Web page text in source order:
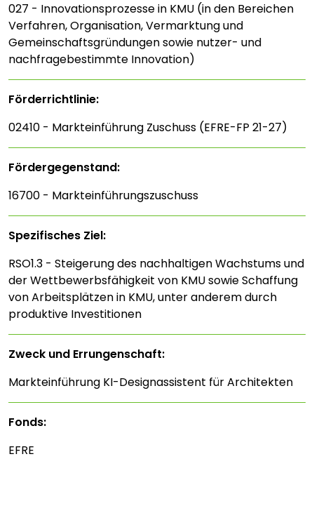
027 - Innovationsprozesse in KMU (in den Bereichen
Verfahren, Organisation, Vermarktung und
Gemeinschaftsgründungen sowie nutzer- und
nachfragebestimmte Innovation)
Förderrichtlinie:
02410 - Markteinführung Zuschuss (EFRE-FP 21-27)
Fördergegenstand:
16700 - Markteinführungszuschuss
Spezifisches Ziel:
RSO1.3 - Steigerung des nachhaltigen Wachstums und
der Wettbewerbsfähigkeit von KMU sowie Schaffung
von Arbeitsplätzen in KMU, unter anderem durch
produktive Investitionen
Zweck und Errungenschaft:
Markteinführung KI-Designassistent für Architekten
Fonds:
EFRE